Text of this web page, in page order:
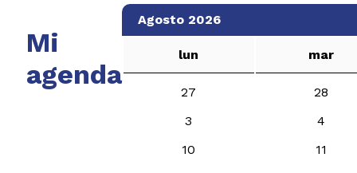
Mi
agenda
Agosto 2026
lun mar
27
28
3
4
10
11